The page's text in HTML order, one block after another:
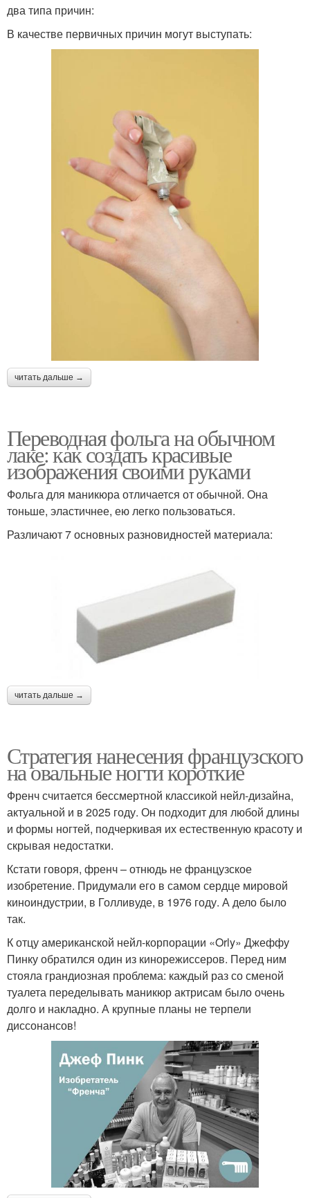
два типа причин:
В качестве первичных причин могут выступать:
читать дальше →
Переводная фольга на обычном
лаке: как создать красивые
изображения своими руками
Фольга для маникюра отличается от обычной. Она
тоньше, эластичнее, ею легко пользоваться.
Различают 7 основных разновидностей материала:
читать дальше →
Стратегия нанесения французского
на овальные ногти короткие
Френч считается бессмертной классикой нейл-дизайна,
актуальной и в 2025 году. Он подходит для любой длины
и формы ногтей, подчеркивая их естественную красоту и
скрывая недостатки.
Кстати говоря, френч – отнюдь не французское
изобретение. Придумали его в самом сердце мировой
киноиндустрии, в Голливуде, в 1976 году. А дело было
так.
К отцу американской нейл-корпорации «Orly» Джеффу
Пинку обратился один из кинорежиссеров. Перед ним
стояла грандиозная проблема: каждый раз со сменой
туалета переделывать маникюр актрисам было очень
долго и накладно. А крупные планы не терпели
диссонансов!